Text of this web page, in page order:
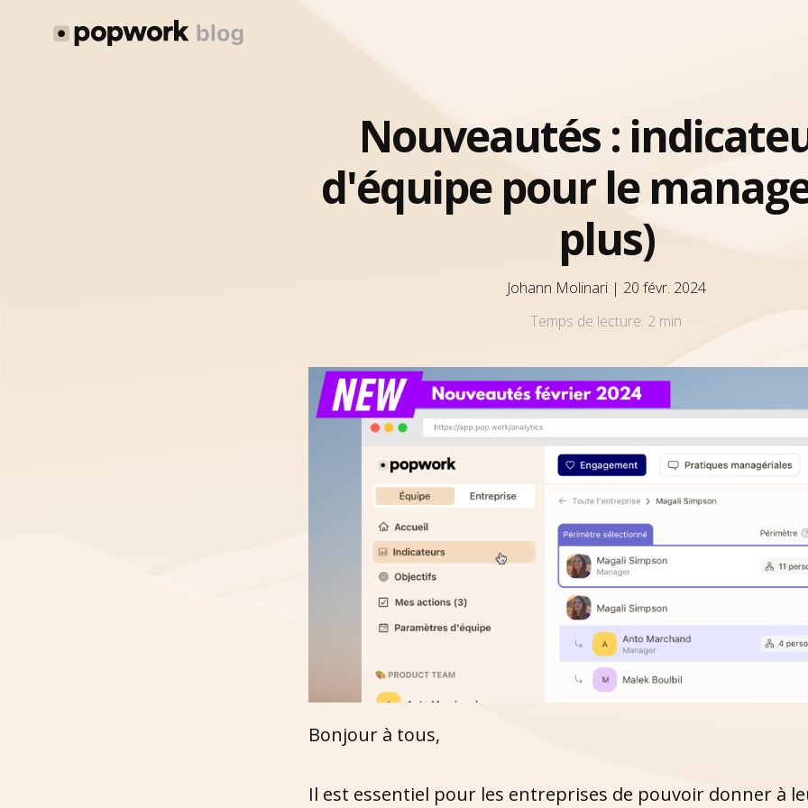
Nouveautés :
d'équipe pour le
plus)
Johann Molinari | 20 févr. 2024
Temps de lecture: 2 min
Bonjour à tous,
Il est essentiel pour les entreprises de pouvoir donner à